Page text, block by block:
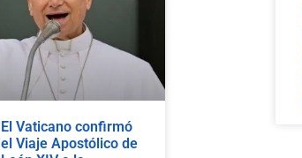
El Vaticano confirmó
el Viaje Apostólico de